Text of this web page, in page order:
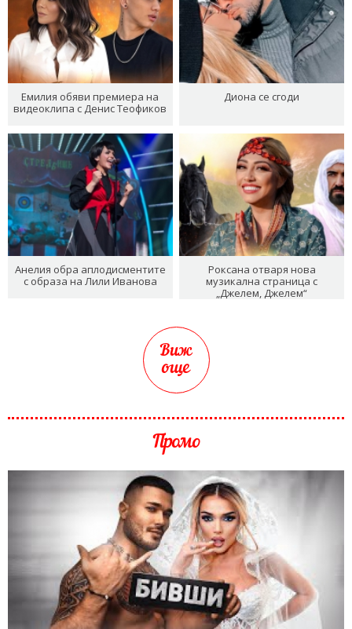
Емилия обяви премиера на
видеоклипа с Денис Теофиков
Диона се сгоди
Анелия обра аплодисментите
с образа на Лили Иванова
Роксана отваря нова
музикална страница с
„Джелем, Джелем“
Виж
още
Промо